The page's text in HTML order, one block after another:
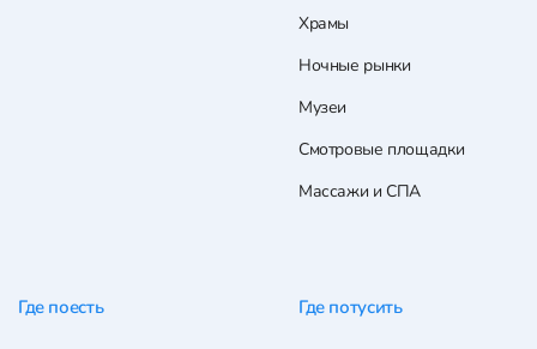
Храмы
Ночные рынки
Музеи
Смотровые площадки
Массажи и СПА
Где поесть Где потусить